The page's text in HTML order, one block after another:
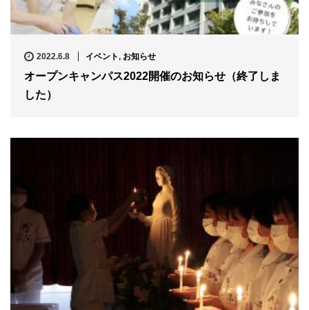
2022.6.8 イベント, お知らせ
オープンキャンパス2022開催のお知らせ（終了しま
した）